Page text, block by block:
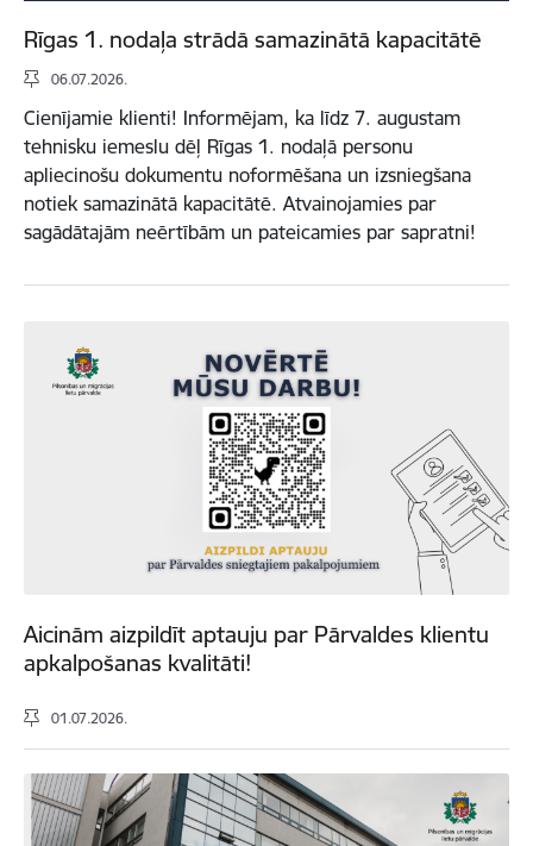
Rīgas 1. nodaļa strādā samazinātā kapacitātē
06.07.2026.
Cienījamie klienti! Informējam, ka līdz 7. augustam
tehnisku iemeslu dēļ Rīgas 1. nodaļā personu
apliecinošu dokumentu noformēšana un izsniegšana
notiek samazinātā kapacitātē. Atvainojamies par
sagādātajām neērtībām un pateicamies par sapratni!
Aicinām aizpildīt aptauju par Pārvaldes klientu
apkalpošanas kvalitāti!
01.07.2026.